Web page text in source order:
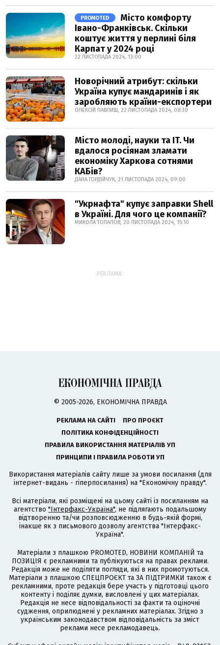
PROMOTED
Місто комфорту
Івано-Франківськ. Скільки
коштує життя у перлині біля
Карпат у 2024 році
22 ЛИСТОПАДА 2024, 13:00
Новорічний атрибут: скільки
Україна купує мандаринів і як
заробляють країни-експортери
ОЛЕКСІЙ ПАВЛИШ, 22 ЛИСТОПАДА 2024, 08:30
Місто молоді, науки та IT. Чи
вдалося росіянам зламати
економіку Харкова сотнями
КАБів?
ДАНА ГОРДІЙЧУК, 21 ЛИСТОПАДА 2024, 09:00
"Укрнафта" купує заправки Shell
в Україні. Для чого це компанії?
МИКОЛА ТОПАЛОВ, 20 ЛИСТОПАДА 2024, 15:10
РЕКЛАМА:
© 2005-2026, ЕКОНОМІЧНА ПРАВДА
РЕКЛАМА НА САЙТІ
ПРО ПРОЄКТ
ПОЛІТИКА КОНФІДЕНЦІЙНОСТІ
ПРАВИЛА ВИКОРИСТАННЯ МАТЕРІАЛІВ УП
ПРИНЦИПИ І ПРАВИЛА РОБОТИ УП
Використання матеріалів сайту лише за умови посилання (для
інтернет-видань - гіперпосилання) на "Економічну правду".
Всі матеріали, які розміщені на цьому сайті із посиланням на
агентство "Інтерфакс-Україна", не підлягають подальшому
відтворенню та/чи розповсюдженню в будь-якій формі,
інакше як з письмового дозволу агентства "Інтерфакс-
Україна".
Матеріали з плашкою PROMOTED, НОВИНИ КОМПАНІЙ та
ПОЗИЦІЯ є рекламними та публікуються на правах реклами.
Редакція може не поділяти погляди, які в них промотуються.
Матеріали з плашкою СПЕЦПРОЄКТ та ЗА ПІДТРИМКИ також є
рекламними, проте редакція бере участь у підготовці цього
контенту і поділяє думки, висловлені у цих матеріалах.
Редакція не несе відповідальності за факти та оціночні
судження, оприлюднені у рекламних матеріалах. Згідно з
українським законодавством відповідальність за зміст
реклами несе рекламодавець.